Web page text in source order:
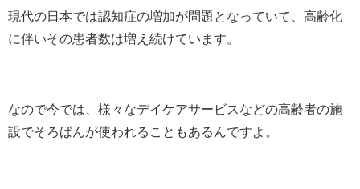
現代の日本では認知症の増加が問題となっていて、高齢化
に伴いその患者数は増え続けています。
なので今では、様々なデイケアサービスなどの高齢者の施
設でそろばんが使われることもあるんですよ。